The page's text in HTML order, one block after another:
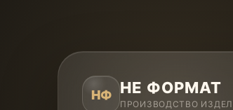
НФ НЕ ФОРМАТ
ПРОИЗВОДСТВО